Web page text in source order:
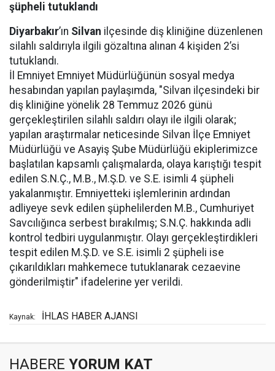
şüpheli tutuklandı
Diyarbakır’ın Silvan ilçesinde diş kliniğine düzenlenen
silahlı saldırıyla ilgili gözaltına alınan 4 kişiden 2’si
tutuklandı.
İl Emniyet Emniyet Müdürlüğünün sosyal medya
hesabından yapılan paylaşımda, "Silvan ilçesindeki bir
diş kliniğine yönelik 28 Temmuz 2026 günü
gerçekleştirilen silahlı saldırı olayı ile ilgili olarak;
yapılan araştırmalar neticesinde Silvan İlçe Emniyet
Müdürlüğü ve Asayiş Şube Müdürlüğü ekiplerimizce
başlatılan kapsamlı çalışmalarda, olaya karıştığı tespit
edilen S.N.Ç., M.B., M.Ş.D. ve S.E. isimli 4 şüpheli
yakalanmıştır. Emniyetteki işlemlerinin ardından
adliyeye sevk edilen şüphelilerden M.B., Cumhuriyet
Savcılığınca serbest bırakılmış; S.N.Ç. hakkında adli
kontrol tedbiri uygulanmıştır. Olayı gerçekleştirdikleri
tespit edilen M.Ş.D. ve S.E. isimli 2 şüpheli ise
çıkarıldıkları mahkemece tutuklanarak cezaevine
gönderilmiştir" ifadelerine yer verildi.
Kaynak: İHLAS HABER AJANSI
HABERE YORUM KAT